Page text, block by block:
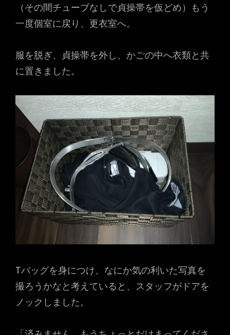
（その間チューブなしで貞操帯を仮どめ）もう
一度個室に戻り、更衣室へ。
服を脱ぎ、貞操帯を外し、かごの中へ衣類と共
に置きました。
Tバッグを身につけ、なにか気の利いた写真を
撮ろうかなと考えていると、スタッフがドアを
ノックしました。